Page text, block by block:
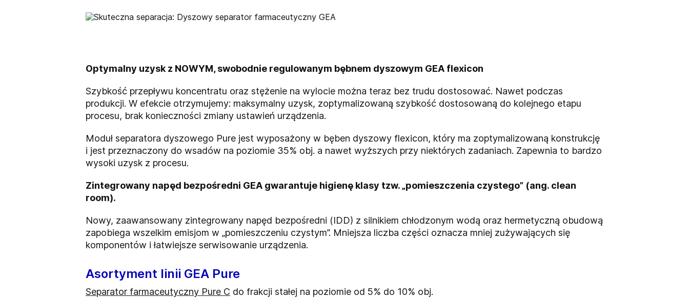
Optymalny uzysk z NOWYM, swobodnie regulowanym bębnem dyszowym GEA flexicon
Szybkość przepływu koncentratu oraz stężenie na wylocie można teraz bez trudu dostosować. Nawet podczas
produkcji. W efekcie otrzymujemy: maksymalny uzysk, zoptymalizowaną szybkość dostosowaną do kolejnego etapu
procesu, brak konieczności zmiany ustawień urządzenia.
Moduł separatora dyszowego Pure jest wyposażony w bęben dyszowy flexicon, który ma zoptymalizowaną konstrukcję
i jest przeznaczony do wsadów na poziomie 35% obj. a nawet wyższych przy niektórych zadaniach. Zapewnia to bardzo
wysoki uzysk z procesu.
Zintegrowany napęd bezpośredni GEA gwarantuje higienę klasy tzw. „pomieszczenia czystego” (ang. clean
room).
Nowy, zaawansowany zintegrowany napęd bezpośredni (IDD) z silnikiem chłodzonym wodą oraz hermetyczną obudową
zapobiega wszelkim emisjom w „pomieszczeniu czystym”. Mniejsza liczba części oznacza mniej zużywających się
komponentów i łatwiejsze serwisowanie urządzenia.
Asortyment linii GEA Pure
Separator farmaceutyczny Pure C do frakcji stałej na poziomie od 5% do 10% obj.